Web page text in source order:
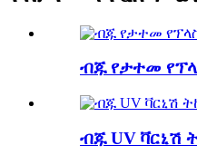
ብጁ የታተመ
ብጁ UV ቫርኒሽ